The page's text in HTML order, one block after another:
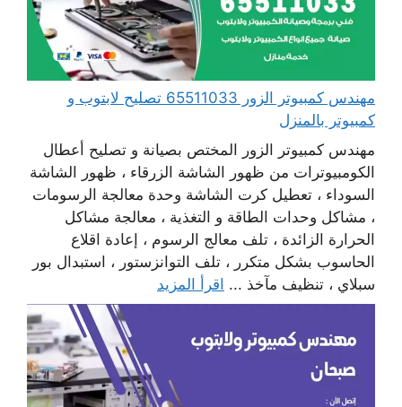
مهندس كمبيوتر الزور 65511033 تصليح لابتوب و
كمبيوتر بالمنزل
مهندس كمبيوتر الزور المختص بصيانة و تصليح أعطال
الكومبيوترات من ظهور الشاشة الزرقاء ، ظهور الشاشة
السوداء ، تعطيل كرت الشاشة وحدة معالجة الرسومات
، مشاكل وحدات الطاقة و التغذية ، معالجة مشاكل
الحرارة الزائدة ، تلف معالج الرسوم ، إعادة اقلاع
الحاسوب بشكل متكرر ، تلف التوانزستور ، استبدال بور
سبلاي ، تنظيف مآخذ ... اقرأ المزيد